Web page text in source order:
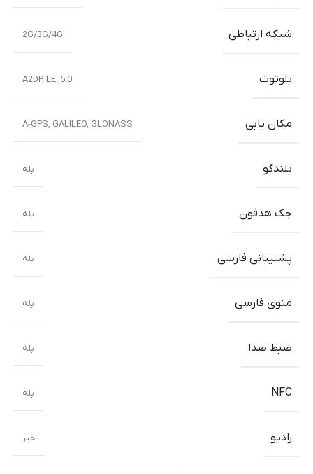
شبکه ارتباطی 2G/3G/4G
بلوتوث 5.0
,
A2DP, LE
مکان یابی A-GPS, GALILEO, GLONASS
بلندگو بله
جک هدفون بله
پشتیبانی فارسی بله
منوی فارسی بله
ضبط صدا بله
NFC بله
رادیو خیر